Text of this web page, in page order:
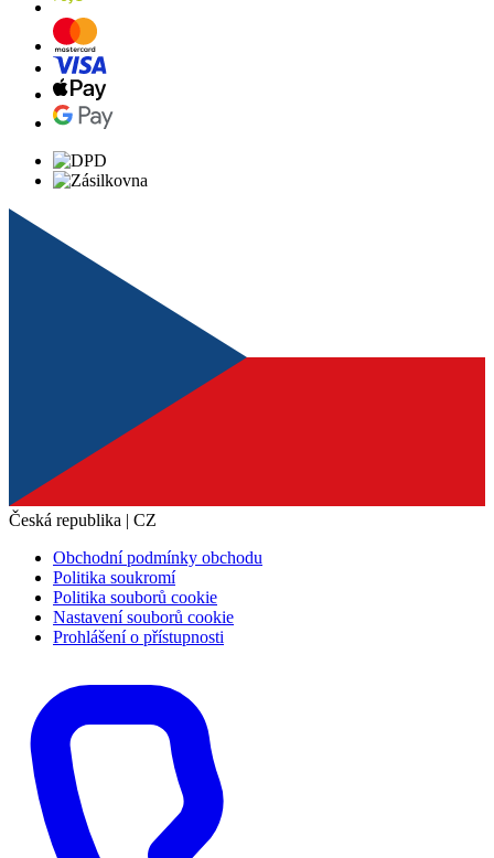
Česká republika | CZ
Obchodní podmínky obchodu
Politika soukromí
Politika souborů cookie
Nastavení souborů cookie
Prohlášení o přístupnosti